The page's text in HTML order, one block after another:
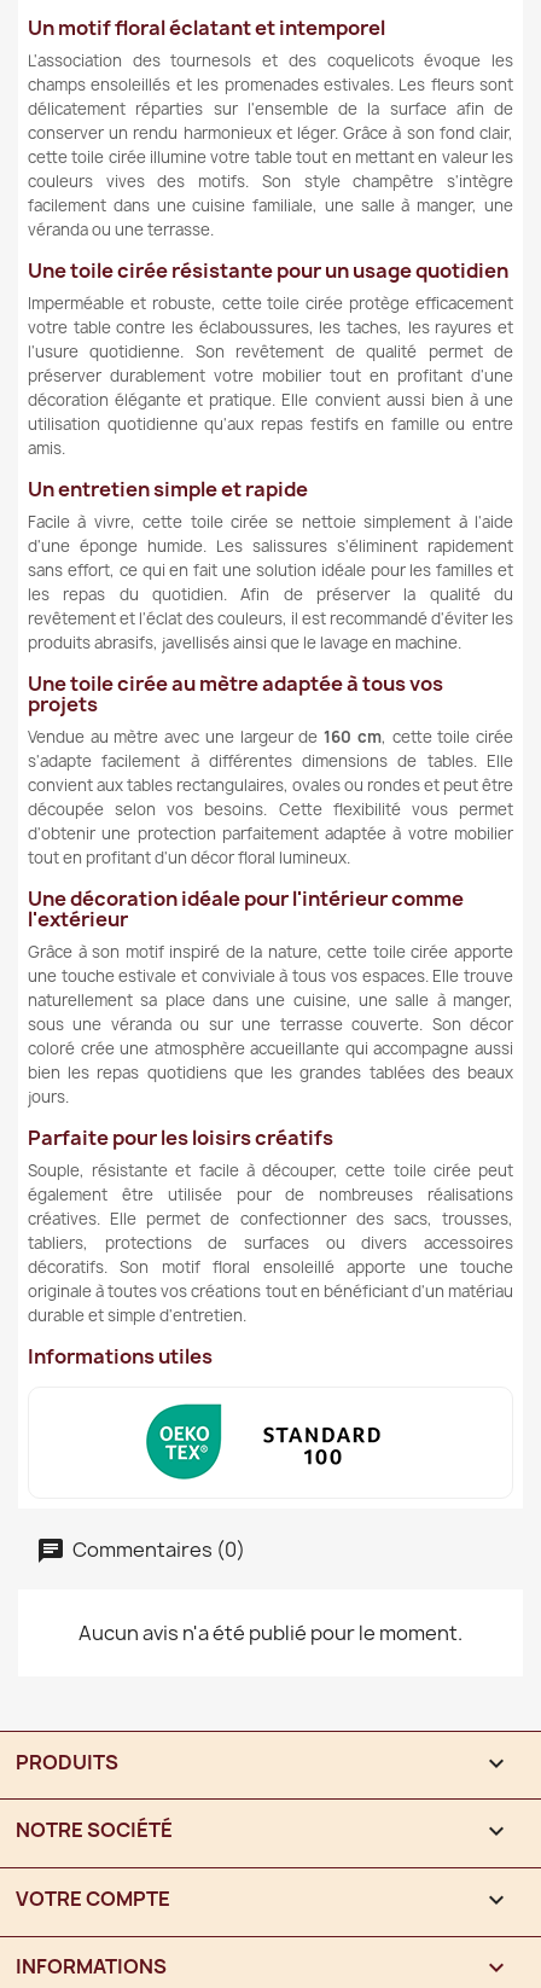
Un motif floral éclatant et intemporel
L'association des tournesols et des coquelicots évoque les
champs ensoleillés et les promenades estivales. Les fleurs sont
délicatement réparties sur l'ensemble de la surface afin de
conserver un rendu harmonieux et léger. Grâce à son fond clair,
cette toile cirée illumine votre table tout en mettant en valeur les
couleurs vives des motifs. Son style champêtre s'intègre
facilement dans une cuisine familiale, une salle à manger, une
véranda ou une terrasse.
Une toile cirée résistante pour un usage quotidien
Imperméable et robuste, cette toile cirée protège efficacement
votre table contre les éclaboussures, les taches, les rayures et
l'usure quotidienne. Son revêtement de qualité permet de
préserver durablement votre mobilier tout en profitant d'une
décoration élégante et pratique. Elle convient aussi bien à une
utilisation quotidienne qu'aux repas festifs en famille ou entre
amis.
Un entretien simple et rapide
Facile à vivre, cette toile cirée se nettoie simplement à l'aide
d'une éponge humide. Les salissures s'éliminent rapidement
sans effort, ce qui en fait une solution idéale pour les familles et
les repas du quotidien. Afin de préserver la qualité du
revêtement et l'éclat des couleurs, il est recommandé d'éviter les
produits abrasifs, javellisés ainsi que le lavage en machine.
Une toile cirée au mètre adaptée à tous vos
projets
Vendue au mètre avec une largeur de160 cm, cette toile cirée
s'adapte facilement à différentes dimensions de tables. Elle
convient aux tables rectangulaires, ovales ou rondes et peut être
découpée selon vos besoins. Cette flexibilité vous permet
d'obtenir une protection parfaitement adaptée à votre mobilier
tout en profitant d'un décor floral lumineux.
Une décoration idéale pour l'intérieur comme
l'extérieur
Grâce à son motif inspiré de la nature, cette toile cirée apporte
une touche estivale et conviviale à tous vos espaces. Elle trouve
naturellement sa place dans une cuisine, une salle à manger,
sous une véranda ou sur une terrasse couverte. Son décor
coloré crée une atmosphère accueillante qui accompagne aussi
bien les repas quotidiens que les grandes tablées des beaux
jours.
Parfaite pour les loisirs créatifs
Souple, résistante et facile à découper, cette toile cirée peut
également être utilisée pour de nombreuses réalisations
créatives. Elle permet de confectionner des sacs, trousses,
tabliers, protections de surfaces ou divers accessoires
décoratifs. Son motif floral ensoleillé apporte une touche
originale à toutes vos créations tout en bénéficiant d'un matériau
durable et simple d'entretien.
Informations utiles
Commentaires (0)
Aucun avis n'a été publié pour le moment.
PRODUITS 
NOTRE SOCIÉTÉ 
VOTRE COMPTE 
INFORMATIONS keyboard_arrow_down